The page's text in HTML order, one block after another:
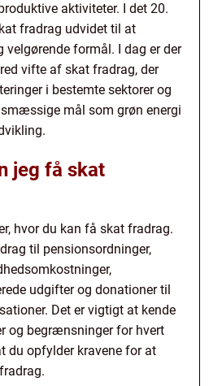
aktiviteter. I det 20.
fradrag udvidet til at
formål. I dag er der
vifte af skat fradrag, der
i bestemte sektorer og
mål som grøn energi
jeg få skat
hvor du kan få skat fradrag.
til pensionsordninger,
udgifter og donationer til
Det er vigtigt at kende
og begrænsninger for hvert
du opfylder kravene for at